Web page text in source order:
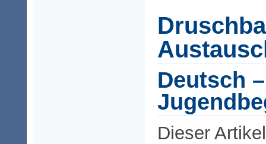
Druschba
Deutsch
Dieser